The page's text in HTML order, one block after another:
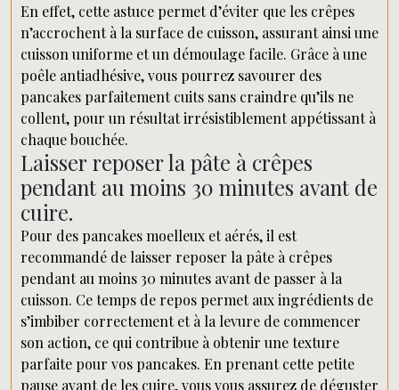
En effet, cette astuce permet d’éviter que les crêpes
n’accrochent à la surface de cuisson, assurant ainsi une
cuisson uniforme et un démoulage facile. Grâce à une
poêle antiadhésive, vous pourrez savourer des
pancakes parfaitement cuits sans craindre qu’ils ne
collent, pour un résultat irrésistiblement appétissant à
chaque bouchée.
Laisser reposer la pâte à crêpes
pendant au moins 30 minutes avant de
cuire.
Pour des pancakes moelleux et aérés, il est
recommandé de laisser reposer la pâte à crêpes
pendant au moins 30 minutes avant de passer à la
cuisson. Ce temps de repos permet aux ingrédients de
s’imbiber correctement et à la levure de commencer
son action, ce qui contribue à obtenir une texture
parfaite pour vos pancakes. En prenant cette petite
pause avant de les cuire, vous vous assurez de déguster